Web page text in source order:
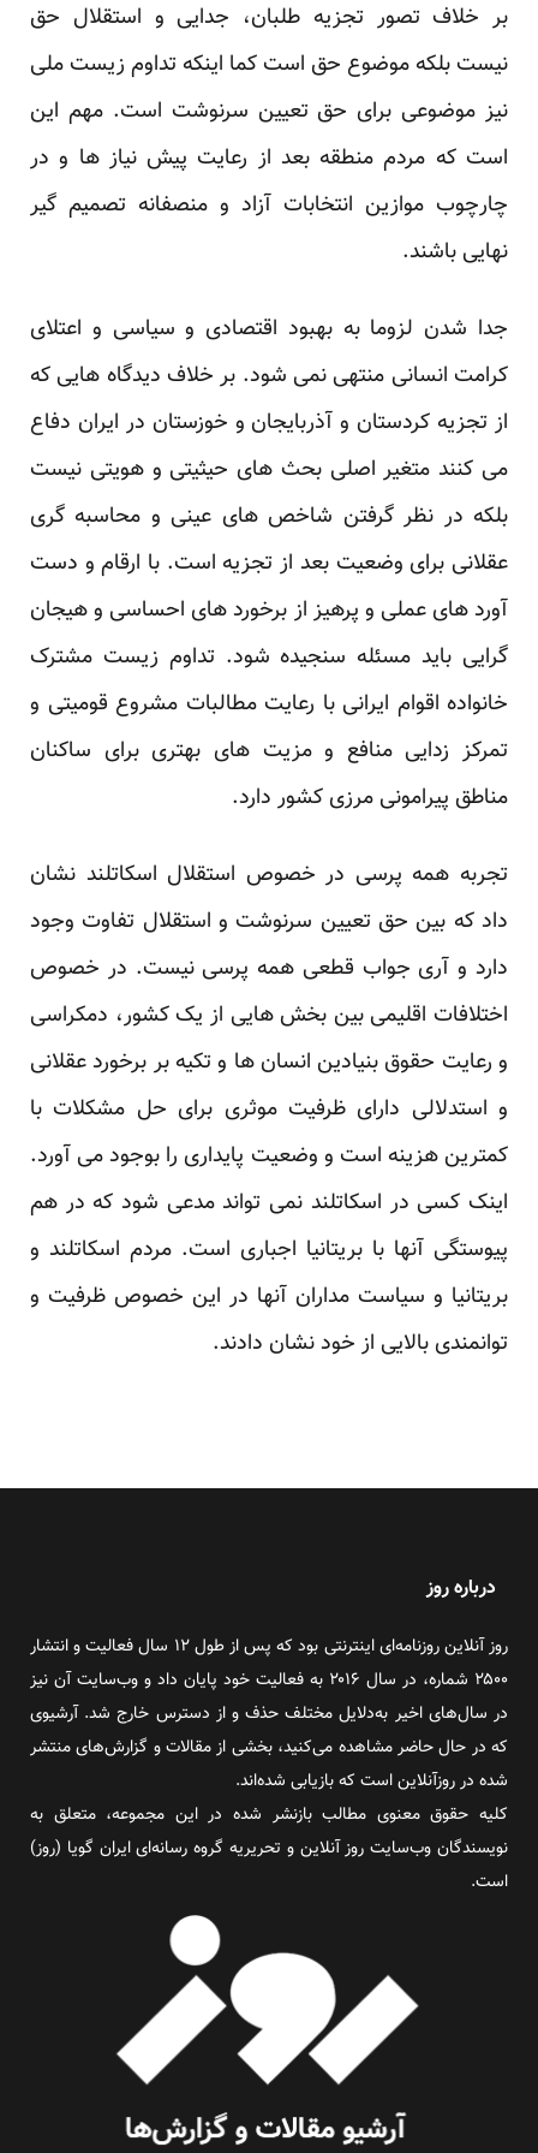
بر خلاف تصور تجزیه طلبان، جدایی و استقلال حق
نیست بلکه موضوع حق است کما اینکه تداوم زیست ملی
نیز موضوعی برای حق تعیین سرنوشت است. مهم این
است که مردم منطقه بعد از رعایت پیش نیاز ها و در
چارچوب موازین انتخابات آزاد و منصفانه تصمیم گیر
نهایی باشند.
جدا شدن لزوما به بهبود اقتصادی و سیاسی و اعتلای
کرامت انسانی منتهی نمی شود. بر خلاف دیدگاه هایی که
از تجزیه کردستان و آذربایجان و خوزستان در ایران دفاع
می کنند متغیر اصلی بحث های حیثیتی و هویتی نیست
بلکه در نظر گرفتن شاخص های عینی و محاسبه گری
عقلانی برای وضعیت بعد از تجزیه است. با ارقام و دست
آورد های عملی و پرهیز از برخورد های احساسی و هیجان
گرایی باید مسئله سنجیده شود. تداوم زیست مشترک
خانواده اقوام ایرانی با رعایت مطالبات مشروع قومیتی و
تمرکز زدایی منافع و مزیت های بهتری برای ساکنان
مناطق پیرامونی مرزی کشور دارد.
تجربه همه پرسی در خصوص استقلال اسکاتلند نشان
داد که بین حق تعیین سرنوشت و استقلال تفاوت وجود
دارد و آری جواب قطعی همه پرسی نیست. در خصوص
اختلافات اقلیمی بین بخش هایی از یک کشور، دمکراسی
و رعایت حقوق بنیادین انسان ها و تکیه بر برخورد عقلانی
و استدلالی دارای ظرفیت موثری برای حل مشکلات با
کمترین هزینه است و وضعیت پایداری را بوجود می آورد.
اینک کسی در اسکاتلند نمی تواند مدعی شود که در هم
پیوستگی آنها با بریتانیا اجباری است. مردم اسکاتلند و
بریتانیا و سیاست مداران آنها در این خصوص ظرفیت و
توانمندی بالایی از خود نشان دادند.
درباره روز
روز آنلاین روزنامه‌ای اینترنتی بود که پس از طول ۱۲ سال فعالیت و انتشار
۲۵۰۰ شماره، در سال ۲۰۱۶ به فعالیت خود پایان داد و وب‌سایت آن نیز
در سال‌های اخیر به‌دلایل مختلف حذف و از دسترس خارج شد. آرشیوی
که در حال حاضر مشاهده می‌کنید، بخشی از مقالات و گزارش‌های منتشر
شده در روزآنلاین است که بازیابی شده‌اند.
کلیه حقوق معنوی مطالب بازنشر شده در این مجموعه، متعلق به
نویسندگان وب‌سایت روز آنلاین و تحریریه گروه رسانه‌ای ایران گویا (روز)
است.